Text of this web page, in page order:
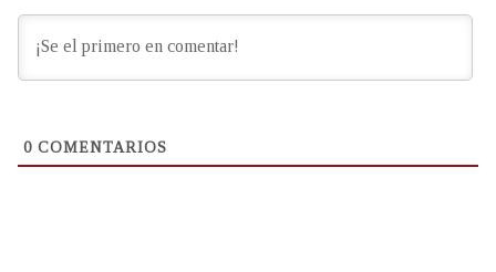
0 COMENTARIOS